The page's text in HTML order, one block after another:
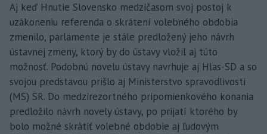
Aj keď Hnutie Slovensko medzičasom svoj postoj k
uzákoneniu referenda o skrátení volebného obdobia
zmenilo, parlamente je stále predložený jeho návrh
ústavnej zmeny, ktorý by do ústavy vložil aj túto
možnosť. Podobnú novelu ústavy navrhuje aj Hlas-SD a so
svojou predstavou prišlo aj Ministerstvo spravodlivosti
(MS) SR. Do medzirezortného pripomienkového konania
predložilo návrh novely ústavy, po prijatí ktorého by
bolo možné skrátiť volebné obdobie aj ľudovým